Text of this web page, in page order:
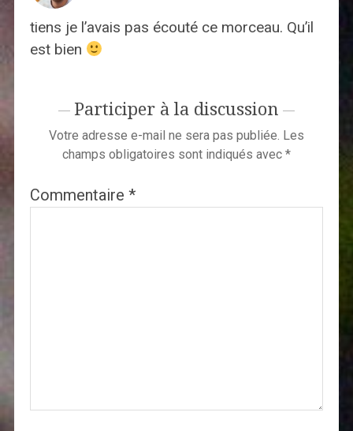
tiens je l’avais pas écouté ce morceau. Qu’il
est bien
Participer à la discussion
Votre adresse e-mail ne sera pas publiée. Les
champs obligatoires sont indiqués avec *
Commentaire *